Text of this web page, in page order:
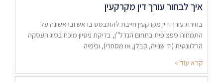
איך לבחור עורך דין מקרקעין
בחירת עורך דין מקרקעין חייבת להתבסס בראש ובראשונה על
התמחות ספציפית בתחום הנדל"ן, בדיקת ניסיון מוכח בסוג העסקה
הרלוונטית (יד שנייה, קבלן, או מסחרי), וכימיה
קרא עוד »